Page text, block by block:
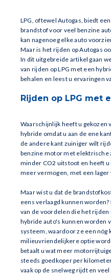
LPG, oftewel Autogas, biedt
brandstof voor veel benzine
kan nagenoeg elke auto
Maar is het rijden op Autogas
In dit uitgebreide artikel gaan
van rijden op LPG met een
behalen en leest u ervaringen
Rijden op LPG met
Waarschijnlijk heeft u gekozen
hybride omdat u aan de ene
de andere kant zuiniger wilt
benzine motor met elektrische
minder CO2 uitstoot en heeft u
meer vermogen, met een lager
Maar wist u dat de
eens verlaagd kunnen
van de voordelen die het rijden
hybride auto's kunnen worden
systeem, waardoor ze een
milieuvriendelijkere optie
betaalt u wat meer
steeds goedkoper per
vaak op de snelweg rijdt en